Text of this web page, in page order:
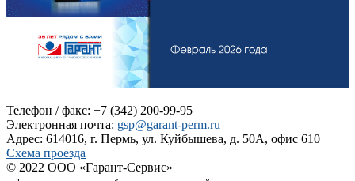
Телефон / факс: +7 (342) 200-99-95
Электронная почта: gsp@garant-perm.ru
Адрес: 614016, г. Пермь, ул. Куйбышева, д. 50А, офис 610
Схема проезда
© 2022 ООО «Гарант-Сервис»